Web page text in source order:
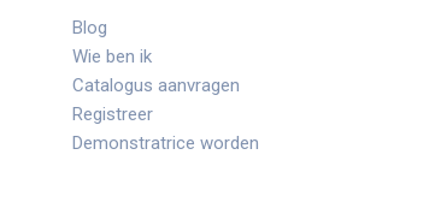
Blog
Wie ben ik
Catalogus aanvragen
Registreer
Demonstratrice worden